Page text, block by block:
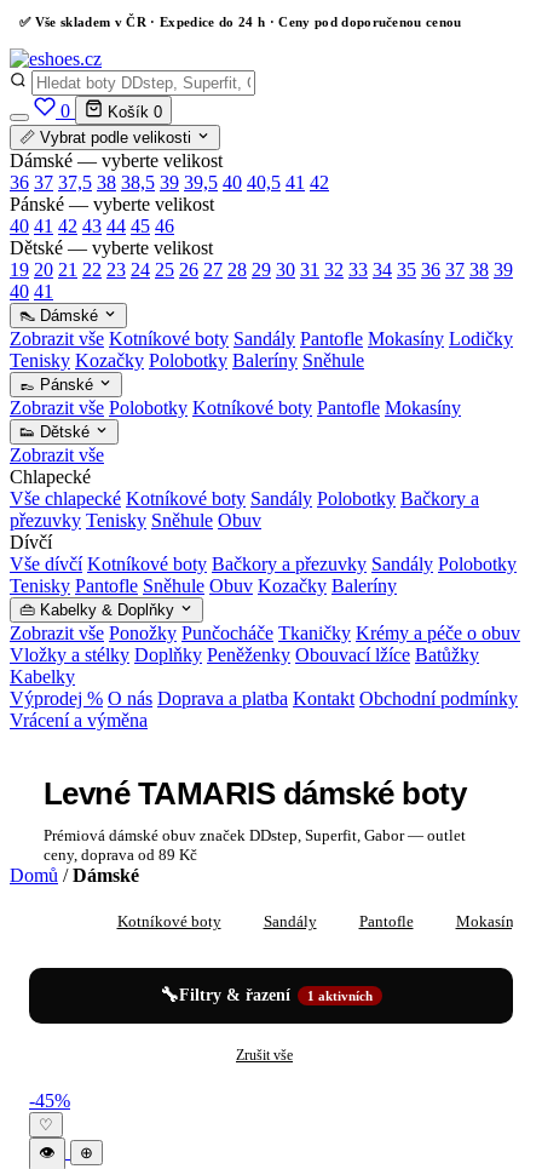
✅ Vše skladem v ČR · Expedice do 24 h · Ceny pod doporučenou cenou
0 Košík 0
📏 Vybrat podle velikosti
Dámské — vyberte velikost
36 37 37,5 38 38,5 39 39,5 40 40,5 41 42
Pánské — vyberte velikost
40 41 42 43 44 45 46
Dětské — vyberte velikost
19 20 21 22 23 24 25 26 27 28 29 30 31 32 33 34 35 36 37 38 39
40 41
👠 Dámské
Zobrazit vše Kotníkové boty Sandály Pantofle Mokasíny Lodičky
Tenisky Kozačky Polobotky Baleríny Sněhule
👞 Pánské
Zobrazit vše Polobotky Kotníkové boty Pantofle Mokasíny
👟 Dětské
Zobrazit vše
Chlapecké
Vše chlapecké Kotníkové boty Sandály Polobotky Bačkory a
přezuvky Tenisky Sněhule Obuv
Dívčí
Vše dívčí Kotníkové boty Bačkory a přezuvky Sandály Polobotky
Tenisky Pantofle Sněhule Obuv Kozačky Baleríny
👜 Kabelky & Doplňky
Zobrazit vše Ponožky Punčocháče Tkaničky Krémy a péče o obuv
Vložky a stélky Doplňky Peněženky Obouvací lžíce Batůžky
Kabelky
Výprodej % O nás Doprava a platba Kontakt Obchodní podmínky
Vrácení a výměna
Levné TAMARIS dámské boty
Prémiová dámské obuv značek DDstep, Superfit, Gabor — outlet
ceny, doprava od 89 Kč
Domů / Dámské
Kotníkové boty Sandály Pantofle Mokasíny
🔧Filtry & řazení 1 aktivních
Zrušit vše
Levné TAMARIS dámské boty —
-45%
♡
👁
⊕